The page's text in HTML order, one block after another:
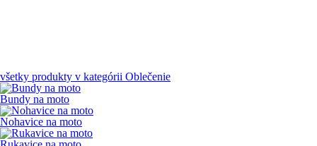
všetky produkty v kategórii Oblečenie
Bundy na moto
Nohavice na moto